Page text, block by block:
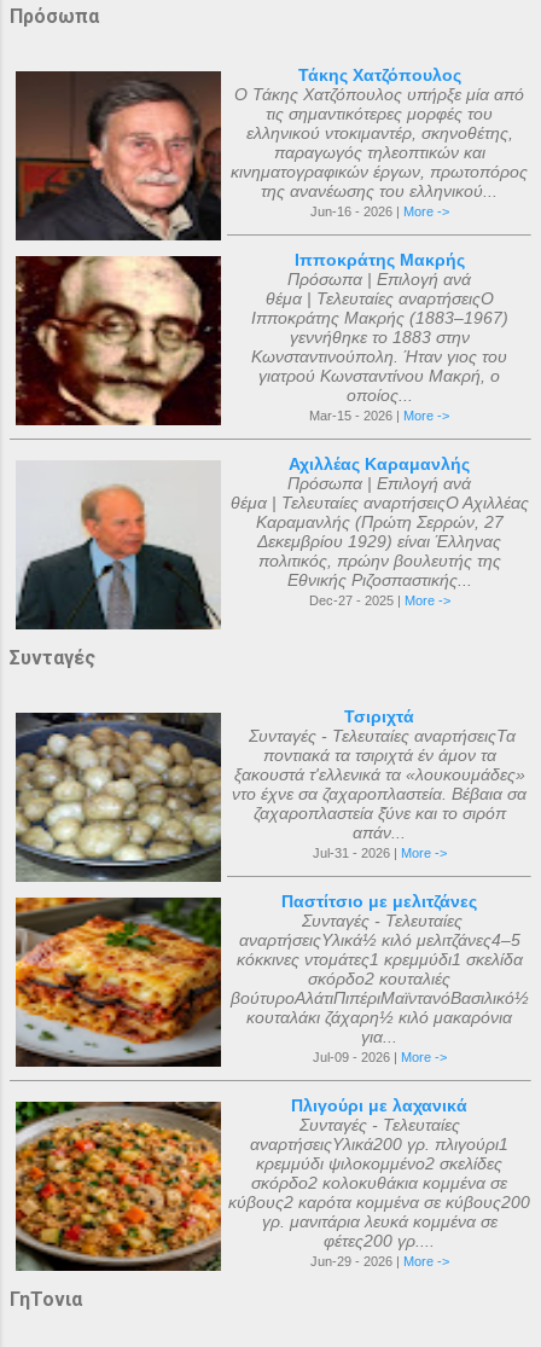
Πρόσωπα
Τάκης Χατζόπουλος
Ο Τάκης Χατζόπουλος υπήρξε μία από
τις σημαντικότερες μορφές του
ελληνικού ντοκιμαντέρ, σκηνοθέτης,
παραγωγός τηλεοπτικών και
κινηματογραφικών έργων, πρωτοπόρος
της ανανέωσης του ελληνικού...
Jun-16 - 2026 | More ->
Ιπποκράτης Μακρής
Πρόσωπα | Επιλογή ανά
θέμα | Τελευταίες αναρτήσειςΟ
Ιπποκράτης Μακρής (1883–1967)
γεννήθηκε το 1883 στην
Κωνσταντινούπολη. Ήταν γιος του
γιατρού Κωνσταντίνου Μακρή, ο
οποίος...
Mar-15 - 2026 | More ->
Αχιλλέας Καραμανλής
Πρόσωπα | Επιλογή ανά
θέμα | Τελευταίες αναρτήσειςΟ Αχιλλέας
Καραμανλής (Πρώτη Σερρών, 27
Δεκεμβρίου 1929) είναι Έλληνας
πολιτικός, πρώην βουλευτής της
Εθνικής Ριζοσπαστικής...
Dec-27 - 2025 | More ->
Συνταγές
Τσιριχτά
Συνταγές - Τελευταίες αναρτήσειςΤα
ποντιακά τα τσιριχτά έν άμον τα
ξακουστά τ'ελλενικά τα «λουκουμάδες»
ντο έχνε σα ζαχαροπλαστεία. Βέβαια σα
ζαχαροπλαστεία ξ̌ύνε και το σιρόπ
απάν...
Jul-31 - 2026 | More ->
Παστίτσιο με μελιτζάνες
Συνταγές - Τελευταίες
αναρτήσειςΥλικά½ κιλό μελιτζάνες4–5
κόκκινες ντομάτες1 κρεμμύδι1 σκελίδα
σκόρδο2 κουταλιές
βούτυροΑλάτιΠιπέριΜαϊντανόΒασιλικό½
κουταλάκι ζάχαρη½ κιλό μακαρόνια
για...
Jul-09 - 2026 | More ->
Πλιγούρι με λαχανικά
Συνταγές - Τελευταίες
αναρτήσειςΥλικά200 γρ. πλιγούρι1
κρεμμύδι ψιλοκομμένο2 σκελίδες
σκόρδο2 κολοκυθάκια κομμένα σε
κύβους2 καρότα κομμένα σε κύβους200
γρ. μανιτάρια λευκά κομμένα σε
φέτες200 γρ....
Jun-29 - 2026 | More ->
ΓηΤονια